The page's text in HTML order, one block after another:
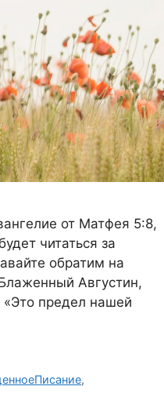
от Матфея 5:8,
читаться за
обратим на
Августин,
предел нашей
,